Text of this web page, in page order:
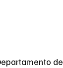
de